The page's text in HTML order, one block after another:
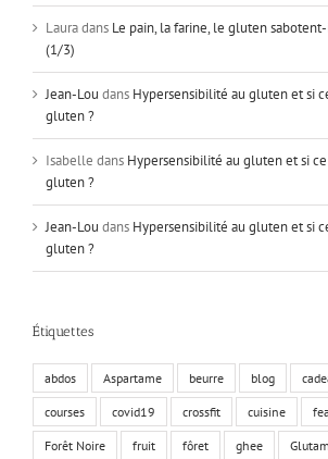
Lauradans Le pain, la farine, le gluten
(1/3)
Jean-Lou dans Hypersensibilité au gluten et si
gluten ?
Isabelle dans Hypersensibilité au gluten et si ce
gluten ?
Jean-Lou dans Hypersensibilité au gluten et si
gluten ?
Étiquettes
abdos Aspartame beurre blog
courses covid19 crossfit cuisine
Forêt Noire fruit fôret ghee